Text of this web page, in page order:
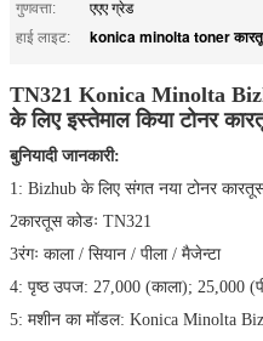
गुणवत्ता:
एएए ग्रेड
हाई लाइट:
konica minolta toner
TN321 Konica Minolta
के लिए इस्तेमाल किया टोनर
बुनियादी जानकारी:
1: Bizhub के लिए संगत नया टोनर
2कारतूस कोडः TN321
3रंगः काला / सियान / पीला / मैजेन्टा
4: पृष्ठ उपज: 27,000 (काला); 25,000
5: मशीन का मॉडल: Konica Minolta